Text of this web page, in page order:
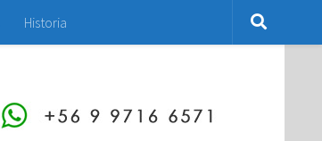
Historia